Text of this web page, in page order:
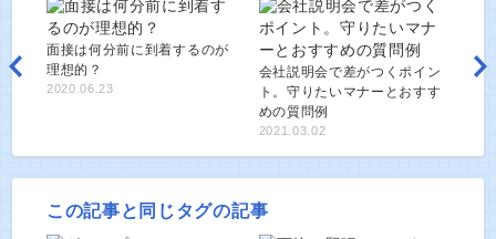
面接は何分前に到着するのが
理想的？
2020.06.23
会社説明会で差がつくポイン
ト。守りたいマナーとおすす
めの質問例
2021.03.02
この記事と同じタグの記事